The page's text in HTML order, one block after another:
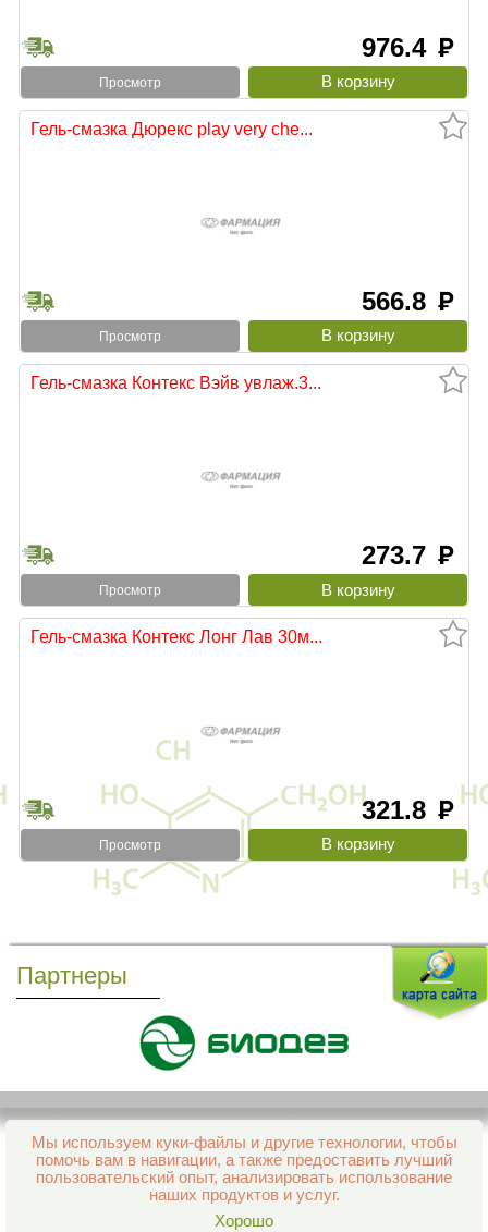
976.4 руб
Просмотр
Гель-смазка Дюрекс play very che...
566.8 руб
Просмотр
Гель-смазка Контекс Вэйв увлаж.3...
273.7 руб
Просмотр
Гель-смазка Контекс Лонг Лав 30м...
321.8 руб
Просмотр
Партнеры
Мы используем куки-файлы и другие технологии, чтобы
помочь вам в навигации, а также предоставить лучший
пользовательский опыт, анализировать использование
наших продуктов и услуг.
Хорошо
Все права защищены и охраняются законом
© 2013–2026 Интернет-аптека Фармация
support@aptekapenza.ru
Телефон: Служба обработки заказов 99-98-28